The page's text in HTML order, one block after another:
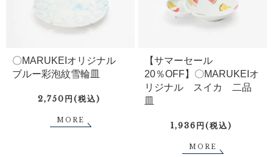
〇MARUKEIオリジナル
ブルー彩泡紋雪輪皿
2,750円(税込)
MORE
【サマーセール
20％OFF】〇MARUKEIオ
リジナル スイカ 二品
皿
1,936円(税込)
MORE